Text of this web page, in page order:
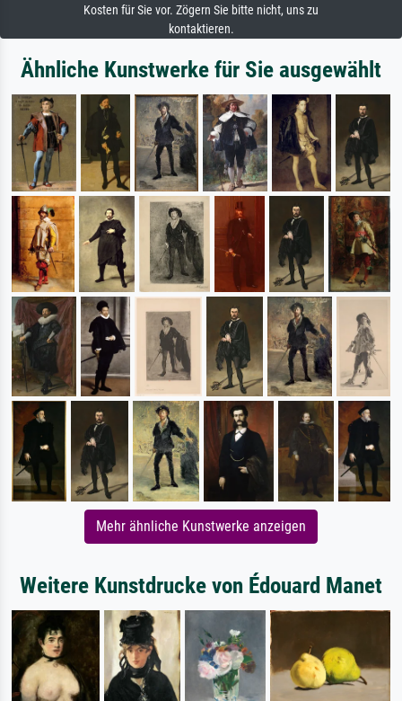
Kosten für Sie vor. Zögern Sie bitte nicht, uns zu
kontaktieren.
Ähnliche Kunstwerke für Sie ausgewählt
Mehr ähnliche Kunstwerke anzeigen
Weitere Kunstdrucke von Édouard Manet